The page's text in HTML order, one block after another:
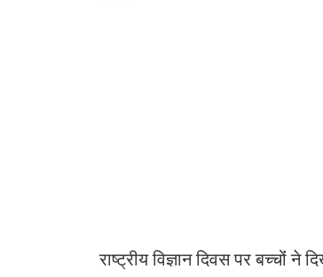
राष्ट्रीय विज्ञान दिवस पर बच्चोंं ने